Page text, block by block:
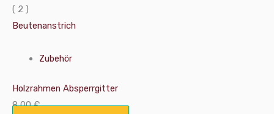
( 2 )
Beutenanstrich
Zubehör
Holzrahmen Absperrgitter
8,00€